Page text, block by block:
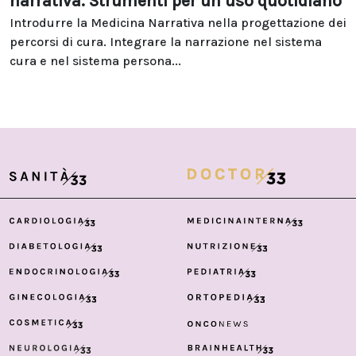
Introdurre la Medicina Narrativa nella progettazione dei
percorsi di cura. Integrare la narrazione nel sistema
cura e nel sistema persona...